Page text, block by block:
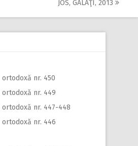
JOS, GALAŢI, 2013
ortodoxă nr. 450
ortodoxă nr. 449
ortodoxă nr. 447-448
ortodoxă nr. 446